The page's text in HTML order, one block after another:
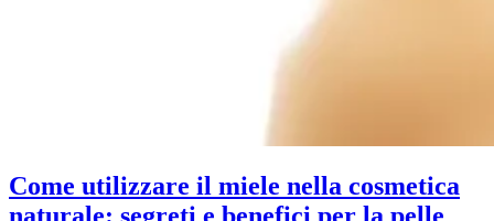
Come utilizzare il miele nella cosmetica